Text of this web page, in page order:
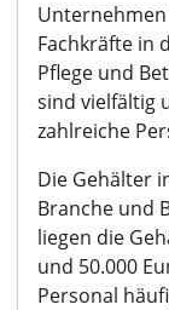
Fachkräfte in
Pflege und
sind vielfältig
zahlreiche
Die Gehälter
Branche und
liegen die
und 50.000
Personal